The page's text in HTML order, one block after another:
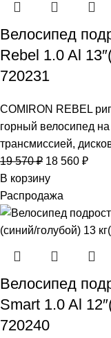
Велосипед
Rebel 1.0 Al
720231
COMIRON REBEL
горный велосипед
трансмиссией,
19 570₽ 18 560 ₽
В корзину
Распродажа
Велосипед
Smart 1.0 Al
720240